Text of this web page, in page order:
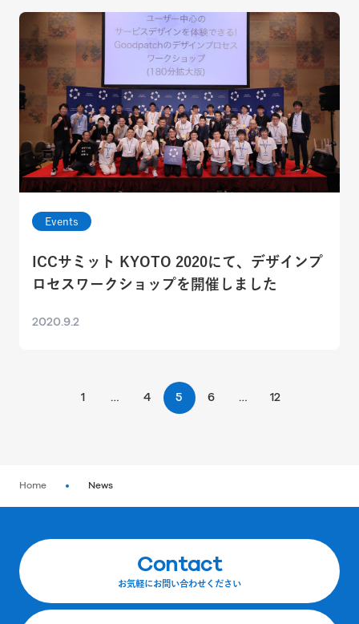
Events
ICCサミット KYOTO 2020にて、デザインプ
ロセスワークショップを開催しました
2020.9.2
1 … 4 5 6 … 12
Home News
Contact
お気軽にお問い合わせください